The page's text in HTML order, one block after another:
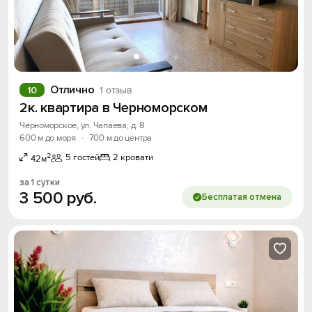
Отлично 1 отзыв
10
2к. квартира в Черноморском
Черноморское, ул. Чапаева, д. 8
600 м до моря
· 700 м до центра
42м2 5 гостей 2 кровати
за 1 сутки
3 500 руб. Бесплатая отмена